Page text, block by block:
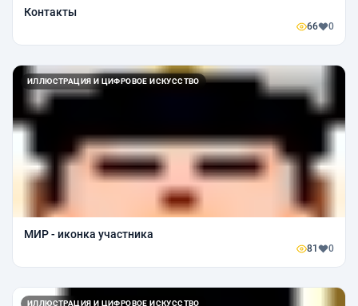
Контакты
66 0
ИЛЛЮСТРАЦИЯ И ЦИФРОВОЕ ИСКУССТВО
МИР - иконка участника
81 0
ИЛЛЮСТРАЦИЯ И ЦИФРОВОЕ ИСКУССТВО